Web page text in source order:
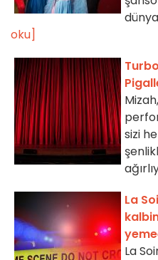
oku]
sizi
La
La